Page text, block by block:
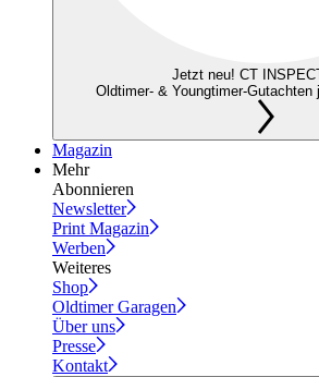
Jetzt neu! CT
Oldtimer- & Youngtimer-Gutachten
Magazin
Mehr
Abonnieren
Newsletter
Print Magazin
Werben
Weiteres
Shop
Oldtimer Garagen
Über uns
Presse
Kontakt